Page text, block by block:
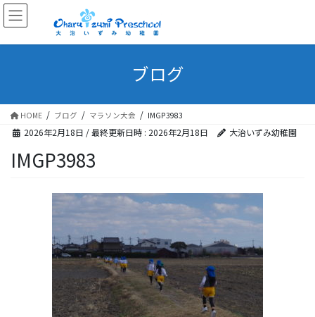
ブログ
HOME ブログ マラソン大会 IMGP3983
2026年2月18日 / 最終更新日時 : 2026年2月18日 大治いずみ幼稚園
IMGP3983